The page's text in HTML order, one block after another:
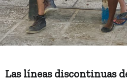
Las líneas discontinuas